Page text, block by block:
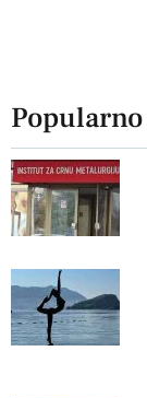
Popularno